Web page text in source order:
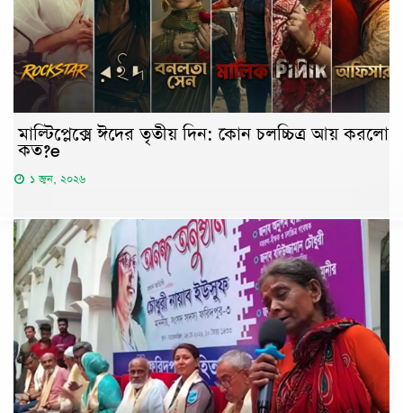
মাল্টিপ্লেক্সে ঈদের তৃতীয় দিন: কোন চলচ্চিত্র আয় করলো
কত?e
১ জুন, ২০২৬